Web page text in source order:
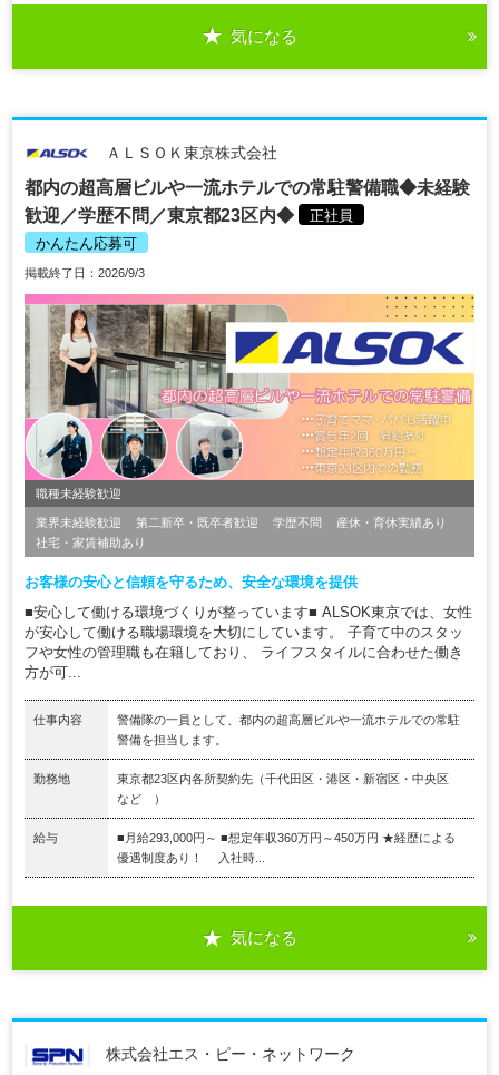
気になる
ＡＬＳＯＫ東京株式会社
都内の超高層ビルや一流ホテルでの常駐警備職◆未経験
歓迎／学歴不問／東京都23区内◆
正社員
かんたん応募可
掲載終了日：2026/9/3
職種未経験歓迎
業界未経験歓迎 第二新卒・既卒者歓迎 学歴不問
産休・育休実績あり
社宅・家賃補助あり
お客様の安心と信頼を守るため、安全な環境を提供
■安心して働ける環境づくりが整っています■ ALSOK東京では、女性
が安心して働ける職場環境を大切にしています。 子育て中のスタッ
フや女性の管理職も在籍しており、 ライフスタイルに合わせた働き
方が可...
仕事内容
警備隊の一員として、都内の超高層ビルや一流ホテルでの常駐
警備を担当します。
勤務地
東京都23区内各所契約先（千代田区・港区・新宿区・中央区
など ）
給与
■月給293,000円～ ■想定年収360万円～450万円 ★経歴による
優遇制度あり！ 入社時...
気になる
株式会社エス・ピー・ネットワーク